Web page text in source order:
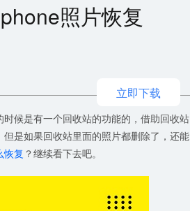
照片恢复
立即下载
候是有一个回收站的功能的，借助回收站
是如果回收站里面的照片都删除了，还能
恢复 ？继续看下去吧。